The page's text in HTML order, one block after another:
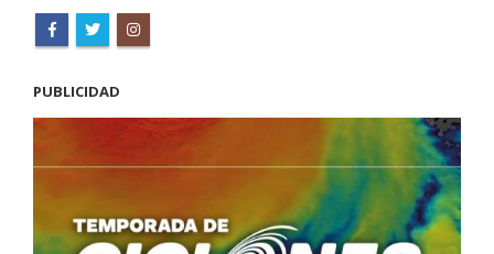
PUBLICIDAD